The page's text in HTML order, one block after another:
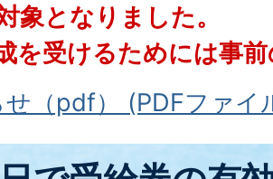
象となりました。
を受けるためには事
せ（pdf） (PDFファイ